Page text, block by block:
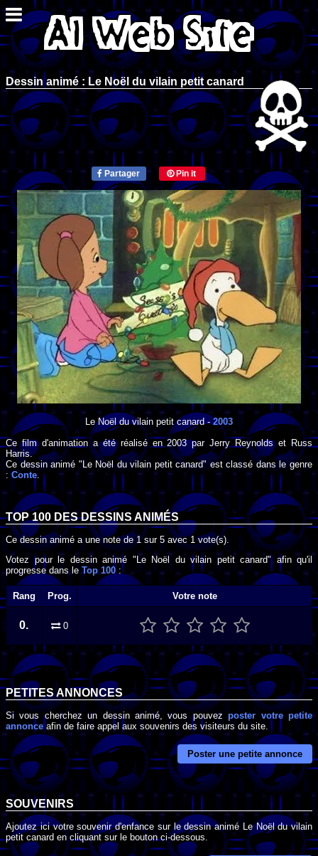
Dessin animé : Le Noël du vilain petit canard
Partager Pin it
Le Noël du vilain petit canard- 2003
Ce film d'animation a été réalisé en 2003parJerry Reynoldset Russ
Harris .
Ce dessin animé "Le Noël du vilain petit canard" est classé dans le genre
:Conte
TOP 100 DESDESSINS ANIMÉS
Ce dessin animé a une note de 1sur 5 avec1 vote(s).
Votez pour le dessin animé "Le Noël du vilain petit canard" afin qu'il
progresse dans leTop 100 :
Rang Prog. Votre note
0. 0
PETITES ANNONCES
Si vous cherchez un dessin animé, vous pouvezposter votre petite
annonceafin de faire appel aux souvenirs des visiteurs du site.
Poster une petite annonce
SOUVENIRS
Ajoutez ici votre souvenir d'enfance sur le dessin animé Le Noël du vilain
petit canard en cliquant sur le bouton ci-dessous.